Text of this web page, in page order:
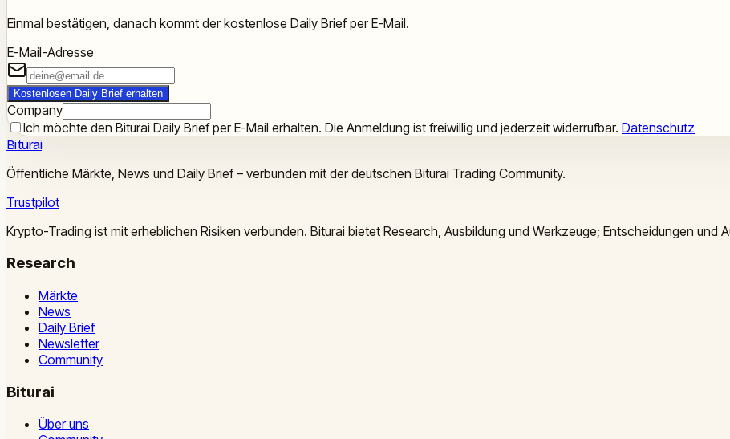
Einmal bestätigen, danach kommt der kostenlose Daily Brief per E-Mail.
E-Mail-Adresse
Kostenlosen Daily Brief erhalten
Company
Ich möchte den Biturai Daily Brief per E-Mail erhalten. Die Anmeldung ist freiwillig und jederzeit widerrufbar. Datenschutz
Biturai
Öffentliche Märkte, News und Daily Brief – verbunden mit der deutschen Biturai Trading Community.
Trustpilot
Krypto-Trading ist mit erheblichen Risiken verbunden. Biturai bietet Research, Ausbildung und Werkzeuge; Entscheidungen und
Research
Märkte
News
Daily Brief
Newsletter
Community
Biturai
Über uns